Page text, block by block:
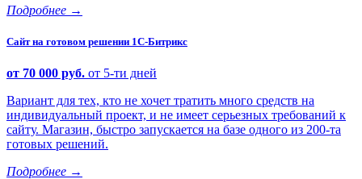
Подробнее →
Сайт на готовом решении 1С-Битрикс
от 70 000 руб. от 5-ти дней
Вариант для тех, кто не хочет тратить много средств на
индивидуальный проект, и не имеет серьезных требований к
сайту. Магазин, быстро запускается на базе одного из 200-та
готовых решений.
Подробнее →